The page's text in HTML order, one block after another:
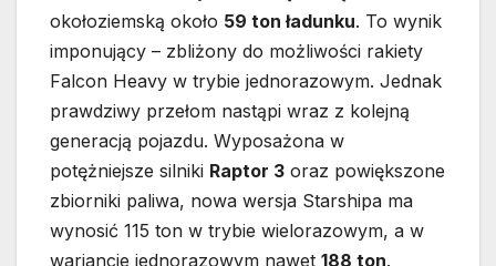
okołoziemską około 59 ton ładunku. To wynik
imponujący – zbliżony do możliwości rakiety
Falcon Heavy w trybie jednorazowym. Jednak
prawdziwy przełom nastąpi wraz z kolejną
generacją pojazdu. Wyposażona w
potężniejsze silniki Raptor 3 oraz powiększone
zbiorniki paliwa, nowa wersja Starshipa ma
wynosić 115 ton w trybie wielorazowym, a w
wariancie jednorazowym nawet 188 ton.